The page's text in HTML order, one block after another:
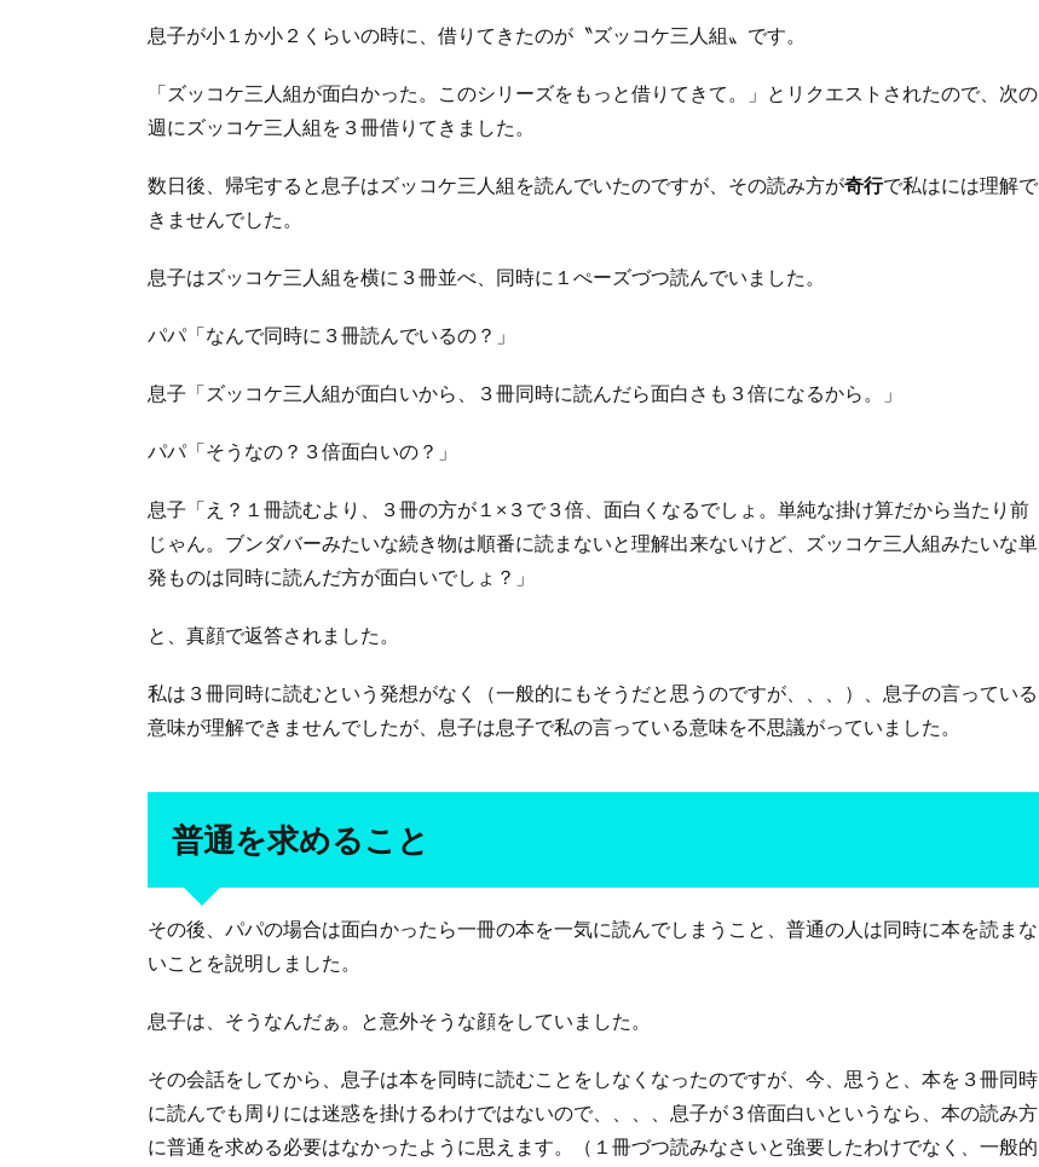
息子が小１か小２くらいの時に、借りてきたのが〝ズッコケ三人組〟です。
「ズッコケ三人組が面白かった。このシリーズをもっと借りてきて。」とリクエストされたので、次の
週にズッコケ三人組を３冊借りてきました。
数日後、帰宅すると息子はズッコケ三人組を読んでいたのですが、その読み方が奇行で私はには理解で
きませんでした。
息子はズッコケ三人組を横に３冊並べ、同時に１ぺーズづつ読んでいました。
パパ「なんで同時に３冊読んでいるの？」
息子「ズッコケ三人組が面白いから、３冊同時に読んだら面白さも３倍になるから。」
パパ「そうなの？３倍面白いの？」
息子「え？１冊読むより、３冊の方が１×３で３倍、面白くなるでしょ。単純な掛け算だから当たり前
じゃん。ブンダバーみたいな続き物は順番に読まないと理解出来ないけど、ズッコケ三人組みたいな単
発ものは同時に読んだ方が面白いでしょ？」
と、真顔で返答されました。
私は３冊同時に読むという発想がなく（一般的にもそうだと思うのですが、、、）、息子の言っている
意味が理解できませんでしたが、息子は息子で私の言っている意味を不思議がっていました。
普通を求めること
その後、パパの場合は面白かったら一冊の本を一気に読んでしまうこと、普通の人は同時に本を読まな
いことを説明しました。
息子は、そうなんだぁ。と意外そうな顔をしていました。
その会話をしてから、息子は本を同時に読むことをしなくなったのですが、今、思うと、本を３冊同時
に読んでも周りには迷惑を掛けるわけではないので、、、、息子が３倍面白いというなら、本の読み方
に普通を求める必要はなかったように思えます。（１冊づつ読みなさいと強要したわけでなく、一般的